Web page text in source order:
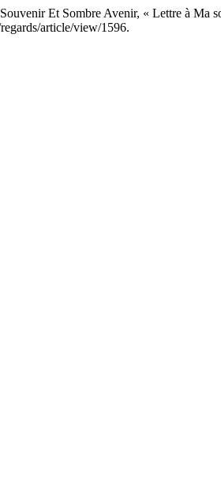
Et Sombre Avenir, « Lettre à Ma
article/view/1596.